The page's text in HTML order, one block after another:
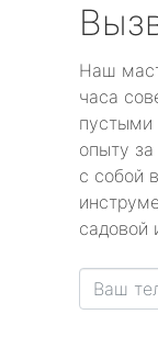
Наш
часа
пустыми
опыту
с собой
садовой